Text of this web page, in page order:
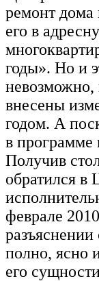
ремонт
его в
годы». Но и
невозможно,
внесены
годом. А
в программе
Получив
обратился в
феврале
полно, ясно
его